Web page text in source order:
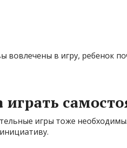
вовлечены в игру, ребенок
игры тоже